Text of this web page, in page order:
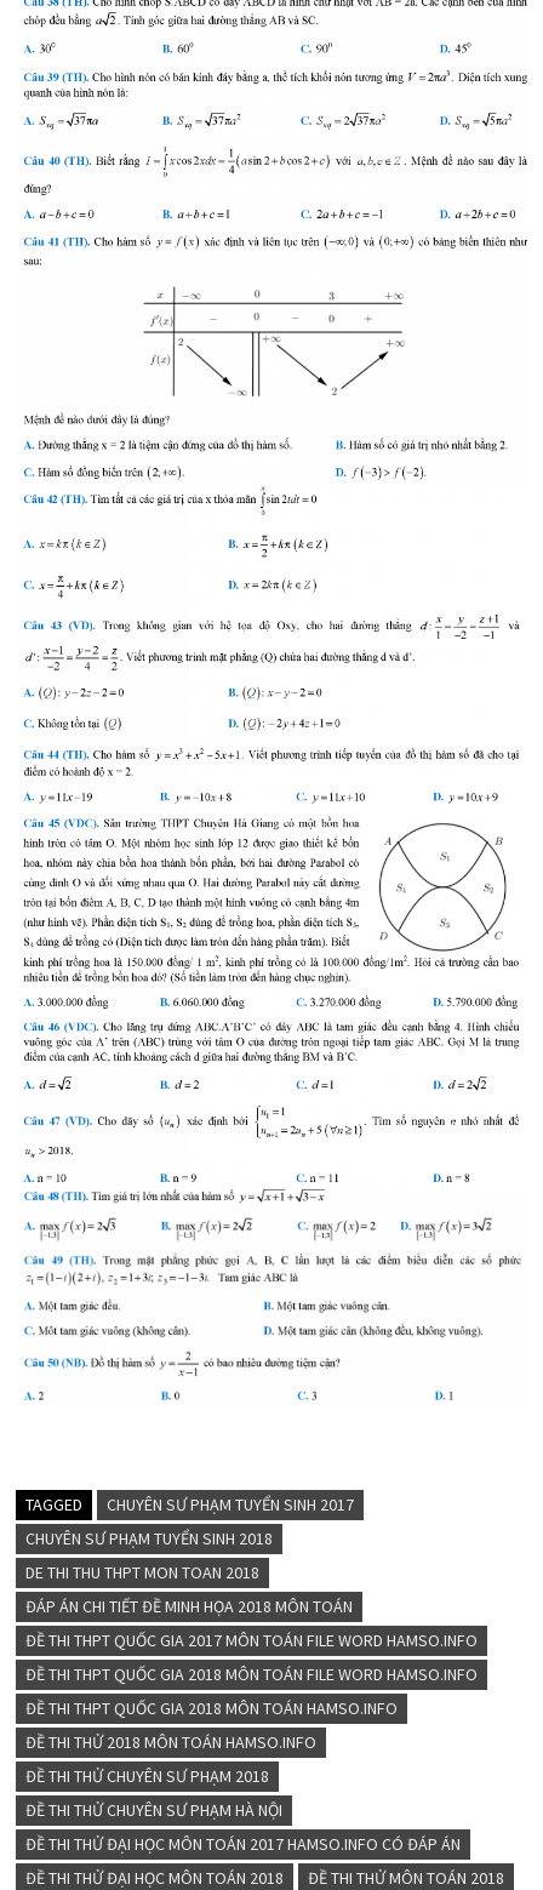
TAGGED
CHUYÊN SƯ PHẠM TUYỂN SINH 2017
CHUYÊN SƯ PHẠM TUYỂN SINH 2018
DE THI THU THPT MON TOAN 2018
ĐÁP ÁN CHI TIẾT ĐỀ MINH HỌA 2018 MÔN TOÁN
ĐỀ THI THPT QUỐC GIA 2017 MÔN TOÁN FILE WORD HAMSO.INFO
ĐỀ THI THPT QUỐC GIA 2018 MÔN TOÁN FILE WORD HAMSO.INFO
ĐỀ THI THPT QUỐC GIA 2018 MÔN TOÁN HAMSO.INFO
ĐỀ THI THỬ 2018 MÔN TOÁN HAMSO.INFO
ĐỀ THI THỬ CHUYÊN SƯ PHẠM 2018
ĐỀ THI THỬ CHUYÊN SƯ PHẠM HÀ NỘI
ĐỀ THI THỬ ĐẠI HỌC MÔN TOÁN 2017 HAMSO.INFO CÓ ĐÁP ÁN
ĐỀ THI THỬ ĐẠI HỌC MÔN TOÁN 2018
ĐỀ THI THỬ MÔN TOÁN 2018